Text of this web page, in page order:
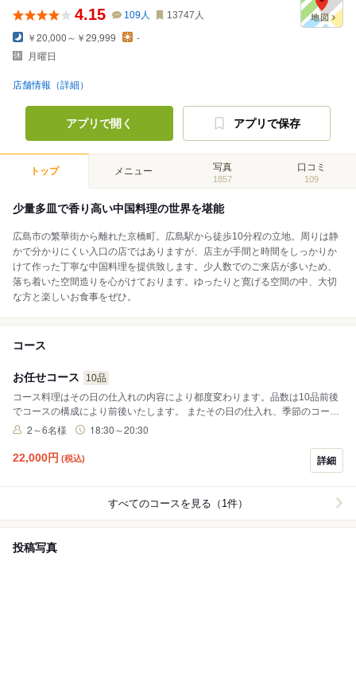
4.15 109人 13747 人
￥20,000～￥29,999
-
月曜日
店舗情報（詳細）
アプリで開く アプリで保存
トップ メニュー 写真
1857
口コミ
109
少量多皿で香り高い中国料理の世界を堪能
広島市の繁華街から離れた京橋町。広島駅から徒歩10分程の立地。周りは静
かで分かりにくい入口の店ではありますが、店主が手間と時間をしっかりか
けて作った丁寧な中国料理を提供致します。少人数でのご来店が多いため、
落ち着いた空間造りを心がけております。ゆったりと寛げる空間の中、大切
な方と楽しいお食事をぜひ。
コース
お任せコース
10品
コース料理はその日の仕入れの内容により都度変わります。品数は10品前後
でコースの構成により前後いたします。 またその日の仕入れ、季節のコース
によりコース金額の変動がございます。
2～6名様 18:30～20:30
22,000円 (税込) 詳細
すべてのコースを見る（1件）
投稿写真